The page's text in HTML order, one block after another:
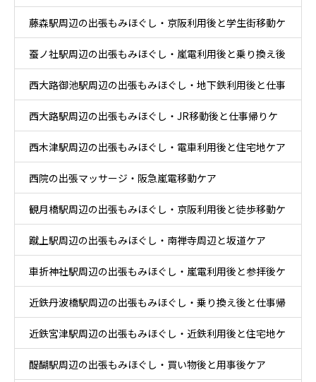
藤森駅周辺の出張もみほぐし・京阪利用後と学生街移動ケ
ア
蚕ノ社駅周辺の出張もみほぐし・嵐電利用後と乗り換え後
ケア
西大路御池駅周辺の出張もみほぐし・地下鉄利用後と仕事
帰りケア
西大路駅周辺の出張もみほぐし・JR移動後と仕事帰りケ
ア
西木津駅周辺の出張もみほぐし・電車利用後と住宅地ケア
西院の出張マッサージ・阪急嵐電移動ケア
観月橋駅周辺の出張もみほぐし・京阪利用後と徒歩移動ケ
ア
蹴上駅周辺の出張もみほぐし・南禅寺周辺と坂道ケア
車折神社駅周辺の出張もみほぐし・嵐電利用後と参拝後ケ
ア
近鉄丹波橋駅周辺の出張もみほぐし・乗り換え後と仕事帰
りケア
近鉄宮津駅周辺の出張もみほぐし・近鉄利用後と住宅地ケ
ア
醍醐駅周辺の出張もみほぐし・買い物後と用事後ケア